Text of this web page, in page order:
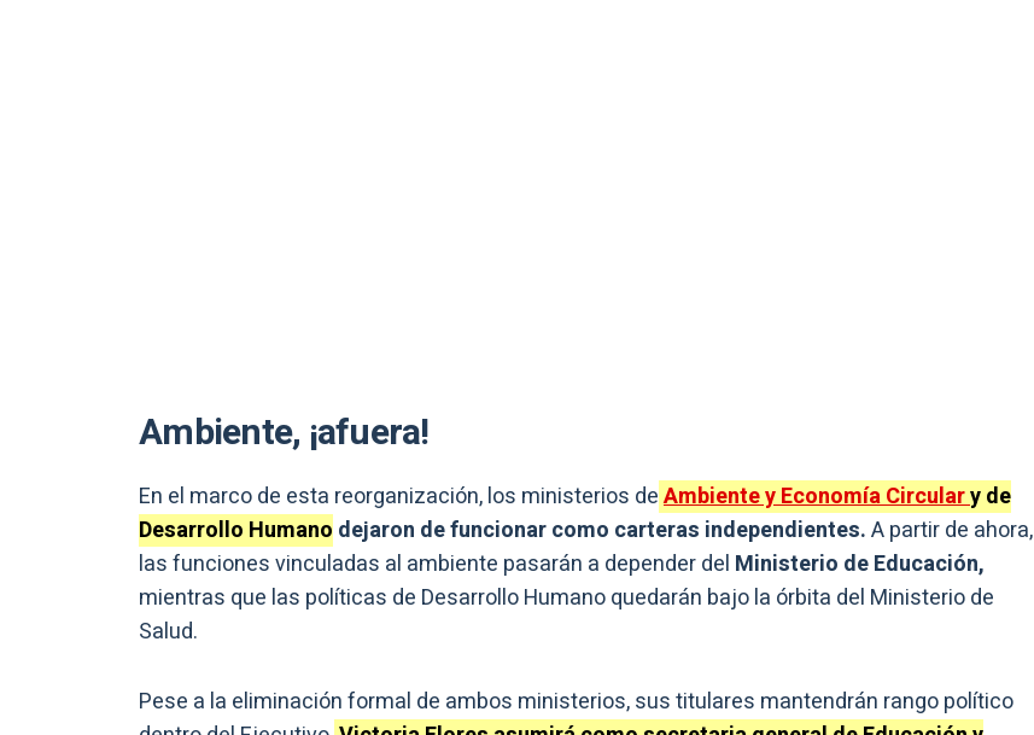
Ambiente, ¡afuera!
En el marco de esta reorganización, los ministerios deAmbiente y Economía Circulary de
Desarrollo Humano dejaron de funcionar como carteras independientes.A partir de ahora,
las funciones vinculadas al ambiente pasarán a depender del Ministerio de Educación,
mientras que las políticas de Desarrollo Humano quedarán bajo la órbita del Ministerio de
Salud.
Pese a la eliminación formal de ambos ministerios, sus titulares mantendrán rango político